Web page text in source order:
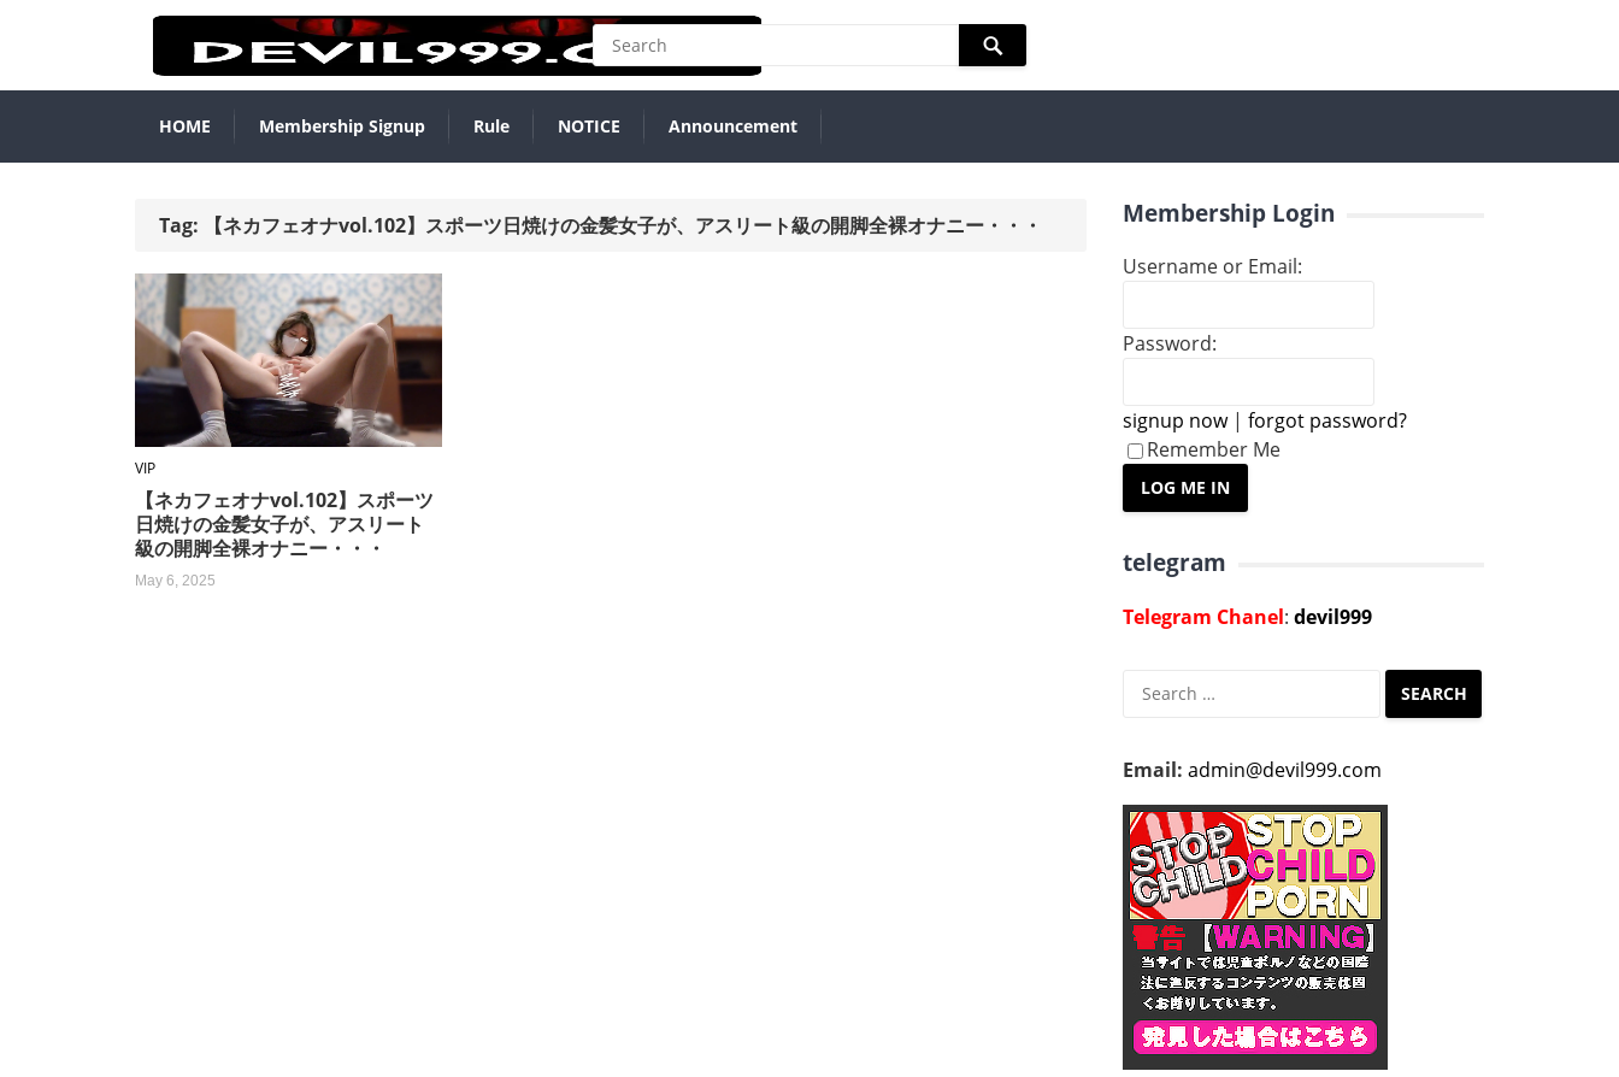
HOME Membership Signup Rule NOTICE Announcement
Tag: 【ネカフェオナvol.102】スポーツ日焼けの金髪女子が、アスリート級の開脚全裸オナニー・・・
VIP
【ネカフェオナvol.102】スポーツ
日焼けの金髪女子が、アスリート
級の開脚全裸オナニー・・・
May 6, 2025
Membership Login
Username or Email:
Password:
signup now| forgot password?
Remember Me
telegram
Telegram Chanel: devil999
Search
Email: admin@devil999.com